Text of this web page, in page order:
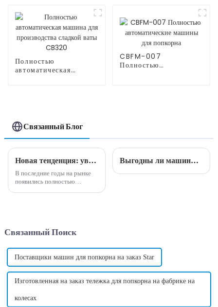
Полностью
автоматическая
CBFM-007
Полностью
Связанный Блог
Новая тенденция: увеличьте свой доход с помощью инновационных машин для производства сладкой ваты
В последние годы на рынке
появились полностью
производства сладкой ваты,
Выгодны ли машины для производства сладкой ваты?
Связанный Поиск
Поставщики машин для попкорна на заказ Star
Изготовленная на заказ тележка для попкорна на фабрике на
колесах